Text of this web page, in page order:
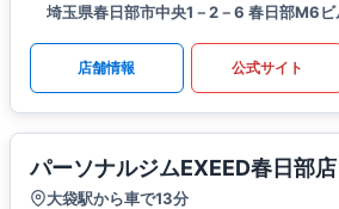
埼玉県春日部市中央1－2－6 春日部M6
店舗情報 公式サイト
パーソナルジムEXEED春日部店
大袋駅から車で13分